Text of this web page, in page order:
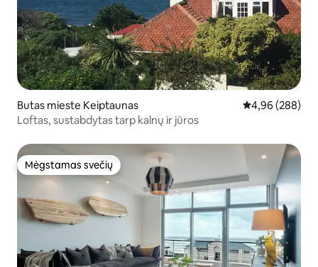
Butas mieste Keiptaunas Vidutinis
4,96 (288)
Loftas, sustabdytas tarp kalnų ir jūros
Mėgstamas svečių
Mėgstamas svečių